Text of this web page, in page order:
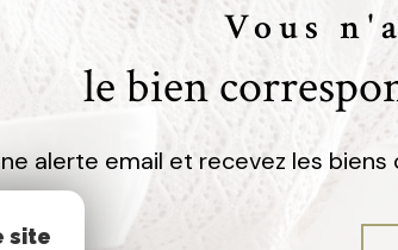
Vous
le bien
alerte email et recevez les
site